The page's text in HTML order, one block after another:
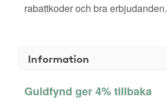
rabattkoder och bra erbjudanden.
Information
Guldfynd ger 4% tillbaka